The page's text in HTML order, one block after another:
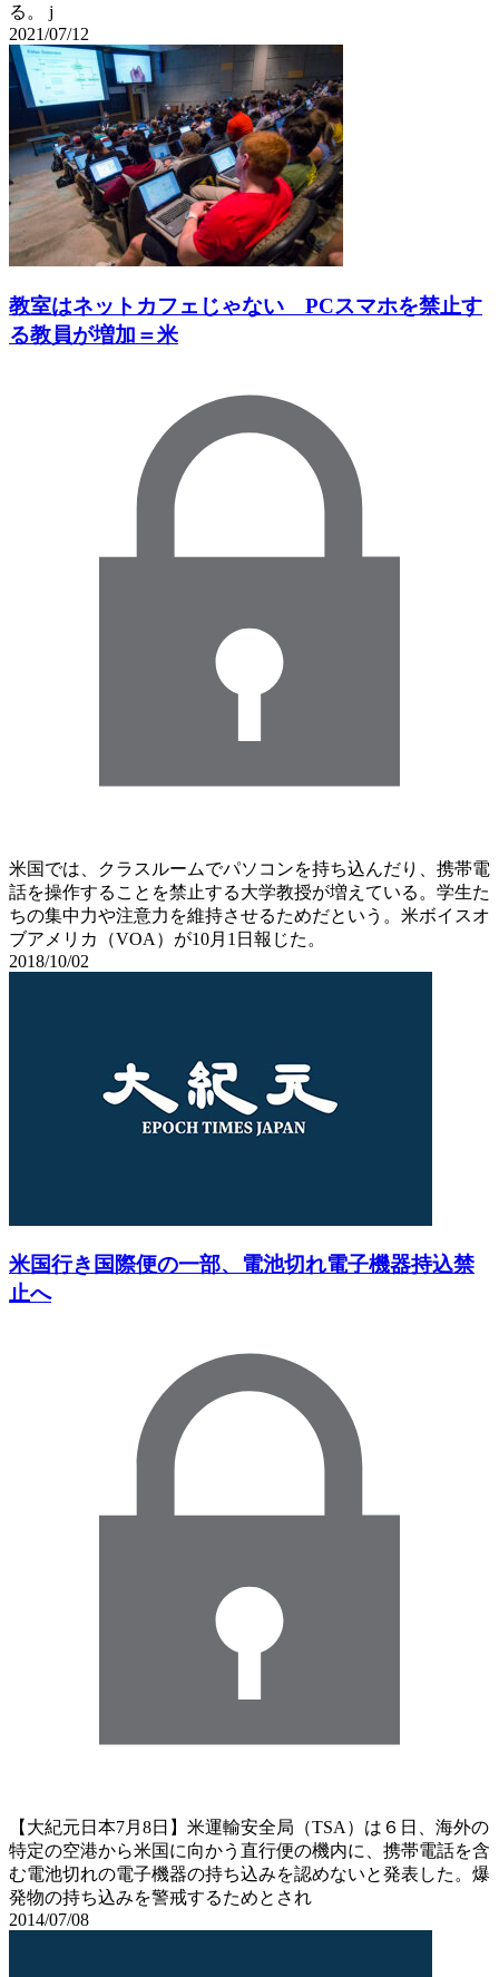
る。 j
2021/07/12
教室はネットカフェじゃない PCスマホを禁止す
る教員が増加＝米
米国では、クラスルームでパソコンを持ち込んだり、携帯電
話を操作することを禁止する大学教授が増えている。学生た
ちの集中力や注意力を維持させるためだという。米ボイスオ
ブアメリカ（VOA）が10月1日報じた。
2018/10/02
米国行き国際便の一部、電池切れ電子機器持込禁
止へ
【大紀元日本7月8日】米運輸安全局（TSA）は６日、海外の
特定の空港から米国に向かう直行便の機内に、携帯電話を含
む電池切れの電子機器の持ち込みを認めないと発表した。爆
発物の持ち込みを警戒するためとされ
2014/07/08